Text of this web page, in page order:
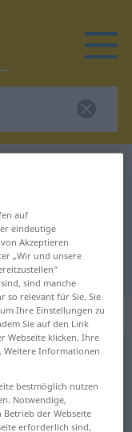
für
antippen)
auf
eindeutige
Akzeptieren
„Wir und unsere
sind manche
so relevant für Sie. Sie
Ihre Einstellungen zu
Sie auf den Link
Webseite klicken. Ihre
Weitere Informationen
bestmöglich nutzen
Notwendige,
der Webseite
erforderlich sind,